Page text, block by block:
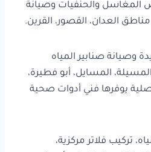
المغاسل والحنفيات وصيانة
العدان، القصور، القرين.
وصيانة صنابير المياه
المسايل، أبو فطيرة،
يوفرها فني أدوات صحية
فلاتر مركزية،